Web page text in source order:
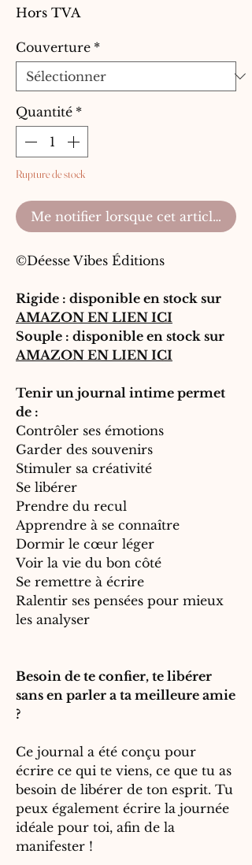
Hors TVA
Couverture *
Quantité *
Rupture de stock
Me notifier lorsque cet article est
©Déesse Vibes Éditions
Rigide : disponible en stock sur
AMAZON EN LIEN ICI
Souple : disponible en stock sur
AMAZON EN LIEN ICI
Tenir un journal intime permet
de :
Contrôler ses émotions
Garder des souvenirs
Stimuler sa créativité
Se libérer
Prendre du recul
Apprendre à se connaître
Dormir le cœur léger
Voir la vie du bon côté
Se remettre à écrire
Ralentir ses pensées pour mieux
les analyser
Besoin de te confier, te libérer
sans en parler a ta meilleure amie
?
Ce journal a été conçu pour
écrire ce qui te viens, ce que tu as
besoin de libérer de ton esprit. Tu
peux également écrire la journée
idéale pour toi, afin de la
manifester !